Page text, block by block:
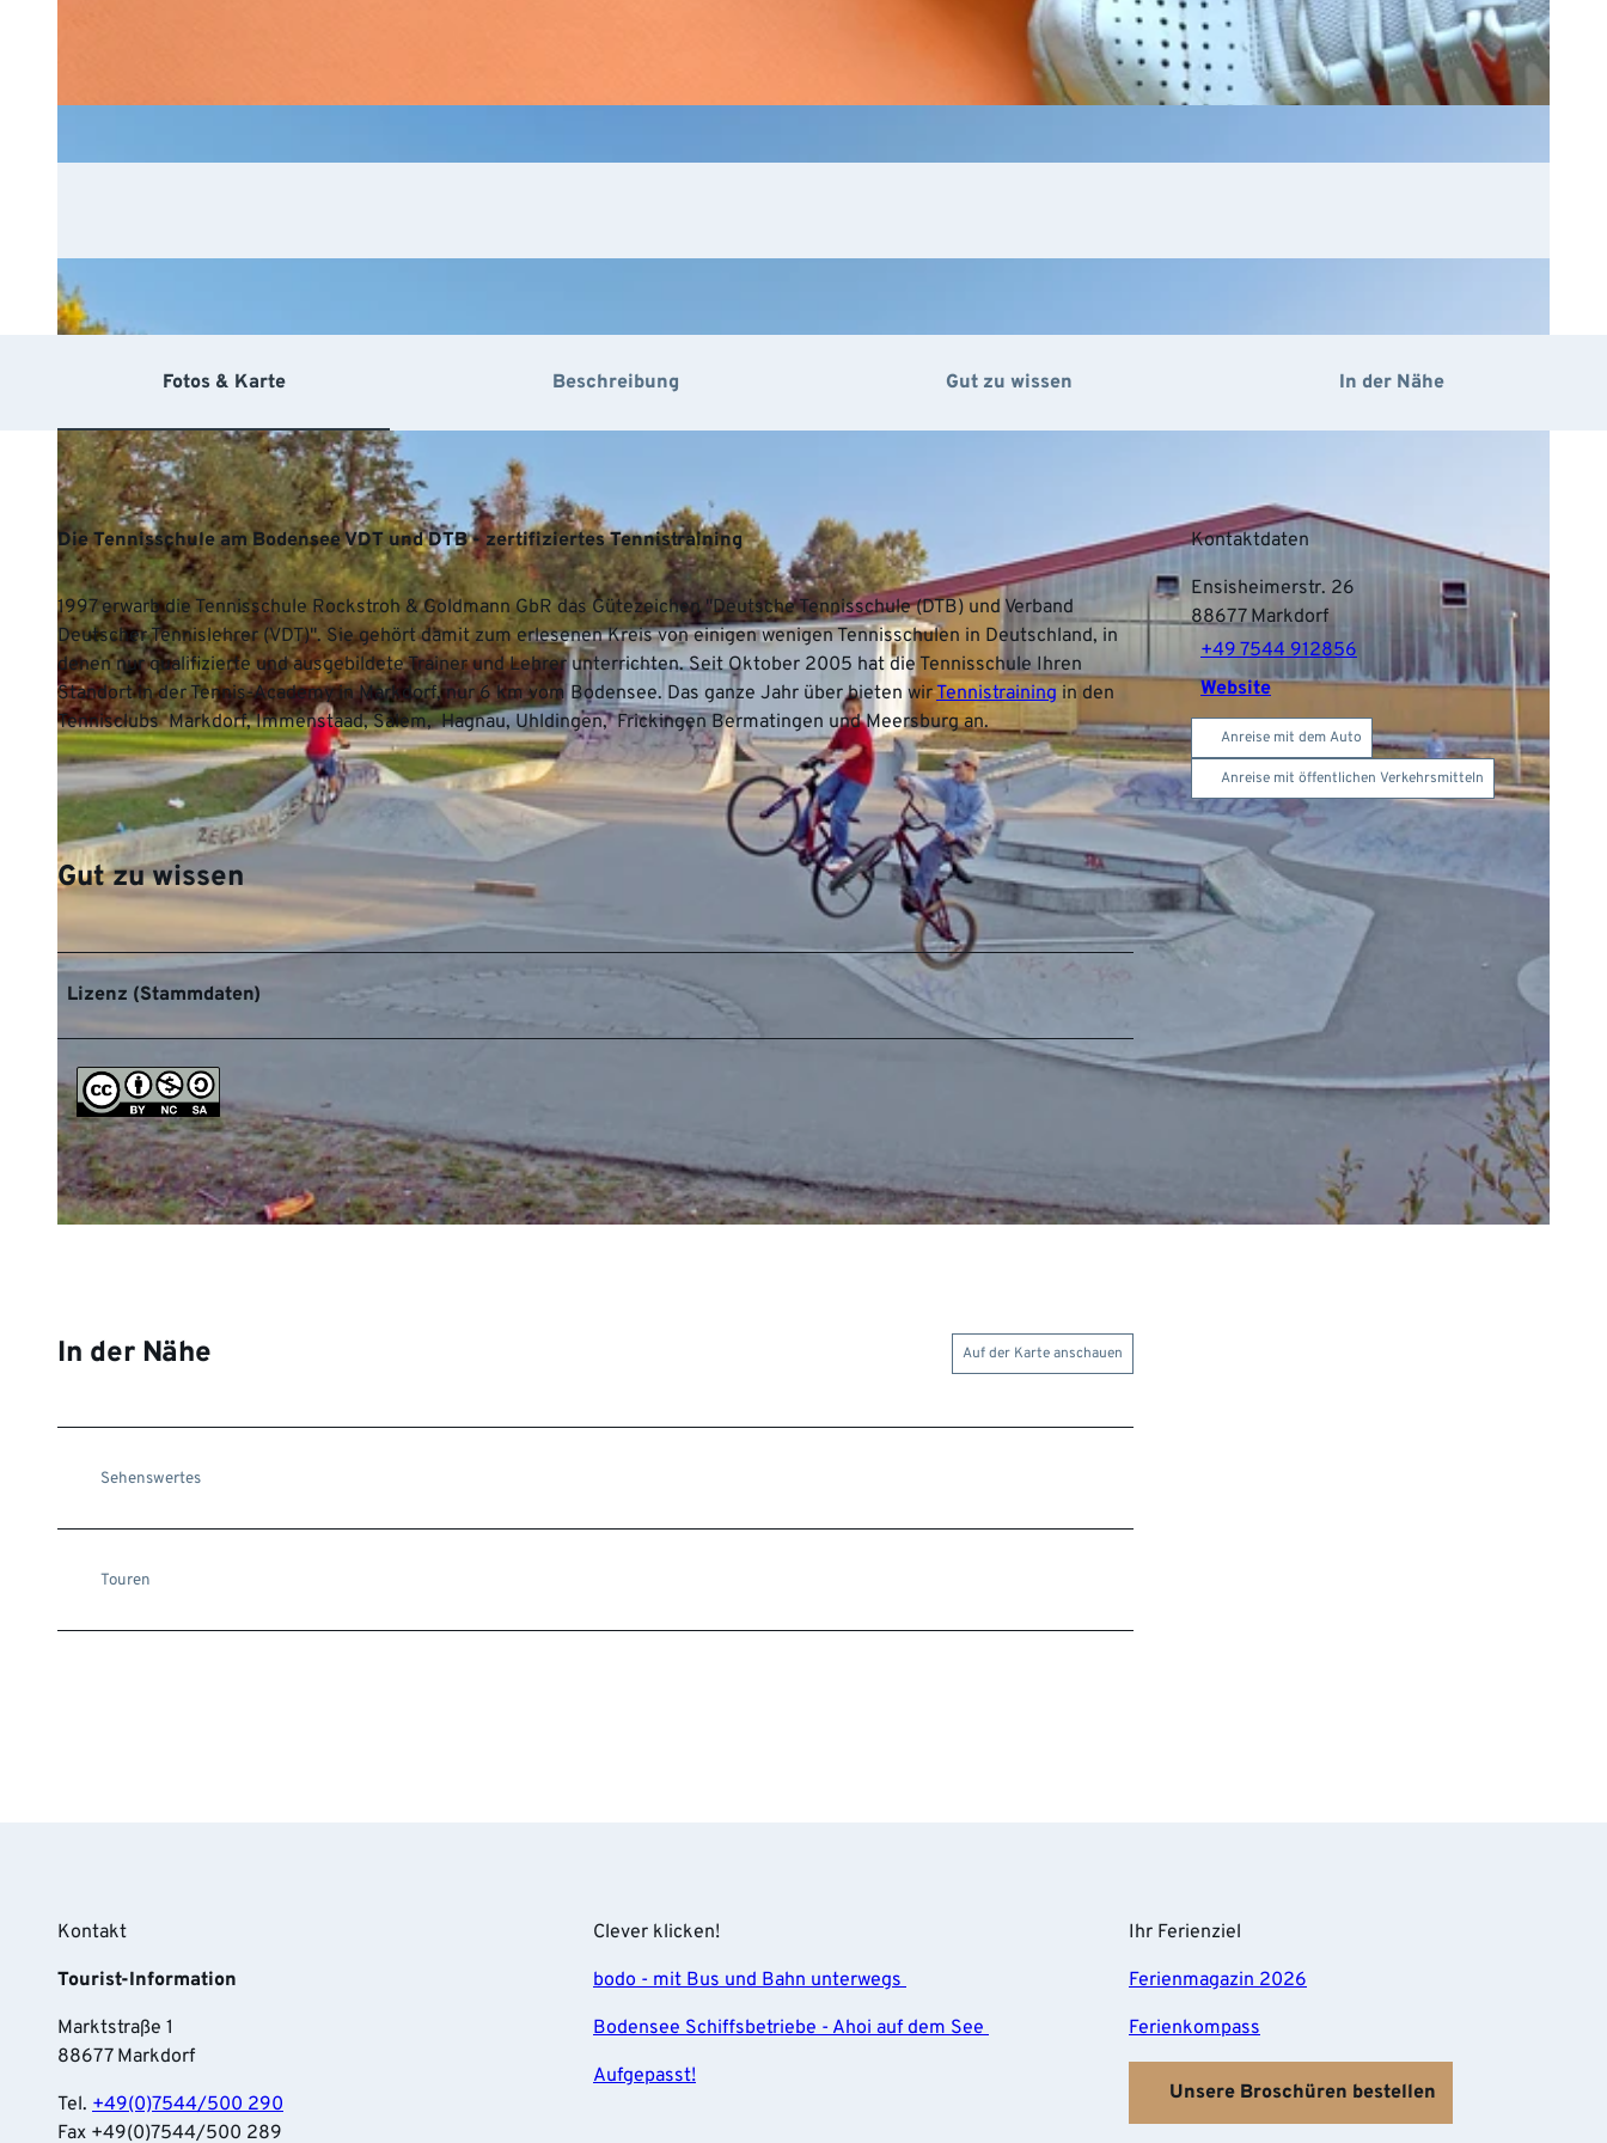
©CC-BY-NC-SA
Fotos & Karte Beschreibung Gut zu wissen In der Nähe
Die Tennisschule am Bodensee VDT und DTB - zertifiziertes Tennistraining
1997 erwarb die Tennisschule Rockstroh & Goldmann GbR das Gütezeichen "Deutsche Tennisschule (DTB) und Verband
Deutscher Tennislehrer (VDT)". Sie gehört damit zum erlesenen Kreis von einigen wenigen Tennisschulen in Deutschland, in
denen nur qualifizierte und ausgebildete Trainer und Lehrer unterrichten. Seit Oktober 2005 hat die Tennisschule Ihren
Standort in der Tennis-Academy in Markdorf, nur 6 km vom Bodensee. Das ganze Jahr über bieten wirTennistraining in den
Tennisclubs Markdorf, Immenstaad, Salem, Hagnau, Uhldingen, Frickingen Bermatingen und Meersburg an.
Gut zu wissen
Lizenz (Stammdaten)
In der Nähe Auf der Karte anschauen
Sehenswertes
Touren
Kontaktdaten
Ensisheimerstr. 26
88677 Markdorf
+49 7544 912856
Website
Anreise mit dem Auto
Anreise mit öffentlichen Verkehrsmitteln
Kontakt
Tourist-Information
Marktstraße 1
88677 Markdorf
Tel. +49(0)7544/500 290
Fax +49(0)7544/500 289
Clever klicken!
bodo - mit Bus und Bahn unterwegs
Bodensee Schiffsbetriebe - Ahoi auf dem See
Aufgepasst!
Ihr Ferienziel
Ferienmagazin 2026
Ferienkompass
Unsere Broschüren bestellen